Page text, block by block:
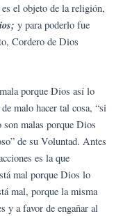
es el objeto de la religión,
y para poderlo fue
Cordero de Dios
porque Dios así lo
malo hacer tal cosa, “si
son malas porque Dios
de su Voluntad. Antes
es la que
mal porque Dios lo
mal, porque la misma
y a favor de engañar al